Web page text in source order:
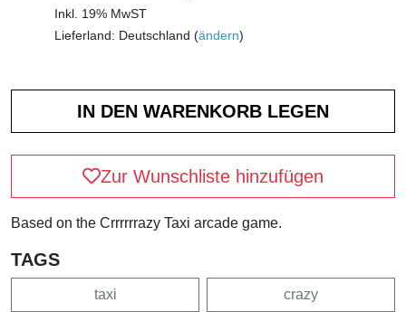
Inkl. 19% MwST
Lieferland: Deutschland (ändern)
Zur Wunschliste hinzufügen
Based on the Crrrrrrazy Taxi arcade game.
TAGS
taxi crazy